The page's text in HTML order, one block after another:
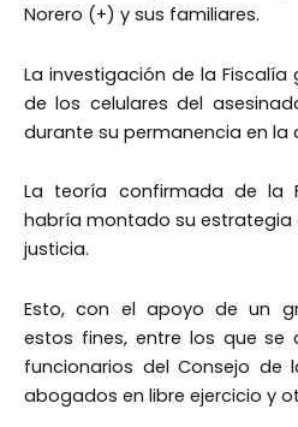
Norero (+) y sus familiares.
La investigación de la
de los celulares del
durante su permanencia en la
La teoría confirmada de la
habría montado su estrategia
justicia.
Esto, con el apoyo de un
estos fines, entre los que se
funcionarios del Consejo de
abogados en libre ejercicio y